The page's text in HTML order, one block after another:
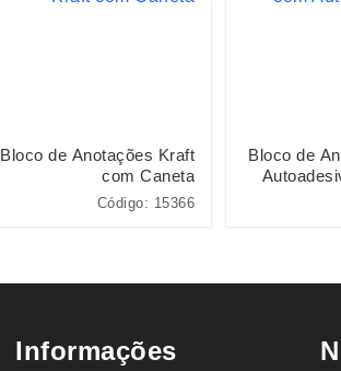
Bloco de Anotações Kraft
com Caneta
Código: 15366
Bloco de
Informações